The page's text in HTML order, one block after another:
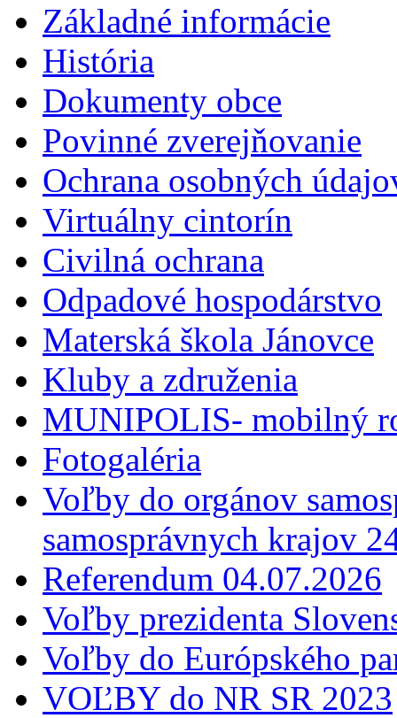
Základné informácie
História
Dokumenty obce
Povinné zverejňovanie
Ochrana osobných
Virtuálny cintorín
Civilná ochrana
Odpadové hospodárstvo
Materská škola Jánovce
Kluby a združenia
MUNIPOLIS- mobilný
Fotogaléria
Voľby do orgánov
samosprávnych krajov
Referendum 04.07.2026
Voľby prezidenta
Voľby do Európského
VOĽBY do NR SR 2023